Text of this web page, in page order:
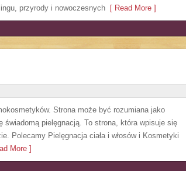
przyrody i nowoczesnych [ Read More ]
Strona może być rozumiana jako
pielęgnacją. To strona, która wpisuje się
Polecamy Pielęgnacja ciała i włosów i Kosmetyki
More ]